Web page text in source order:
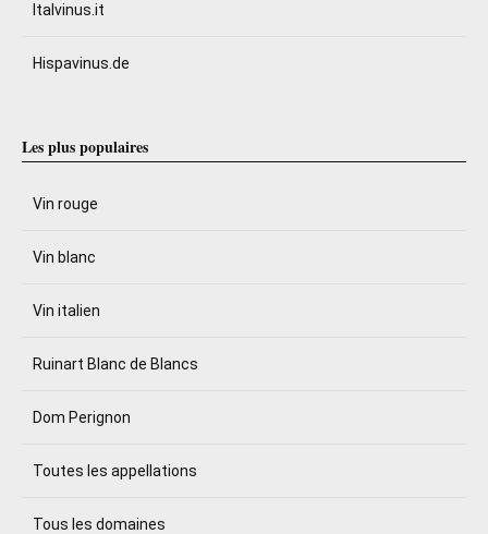
Italvinus.it
Hispavinus.de
Les plus populaires
Vin rouge
Vin blanc
Vin italien
Ruinart Blanc de Blancs
Dom Perignon
Toutes les appellations
Tous les domaines